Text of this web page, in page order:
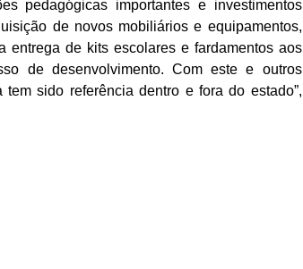
pedagógicas importantes e investimentos
de novos mobiliários e equipamentos,
entrega de kits escolares e fardamentos aos
de desenvolvimento. Com este e outros
sido referência dentro e fora do estado”,